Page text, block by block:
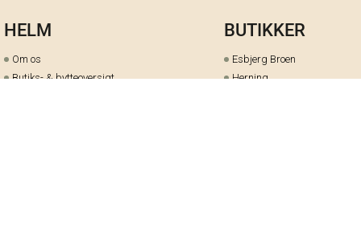
HELM
Om os
Butiks- & bytteoversigt
BUTIKKER
Esbjerg Broen
Herning